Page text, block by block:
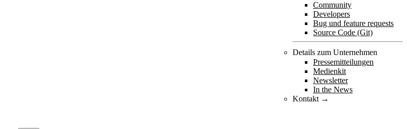
Community
Developers
Bug und feature requests
Source Code (Git)
Details zum Unternehmen
Pressemitteilungen
Medienkit
Newsletter
In the News
Kontakt →